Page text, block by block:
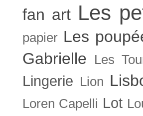
fan art Les
papier Les
Gabrielle
Les
Lingerie Lion
Loren Capelli Lot